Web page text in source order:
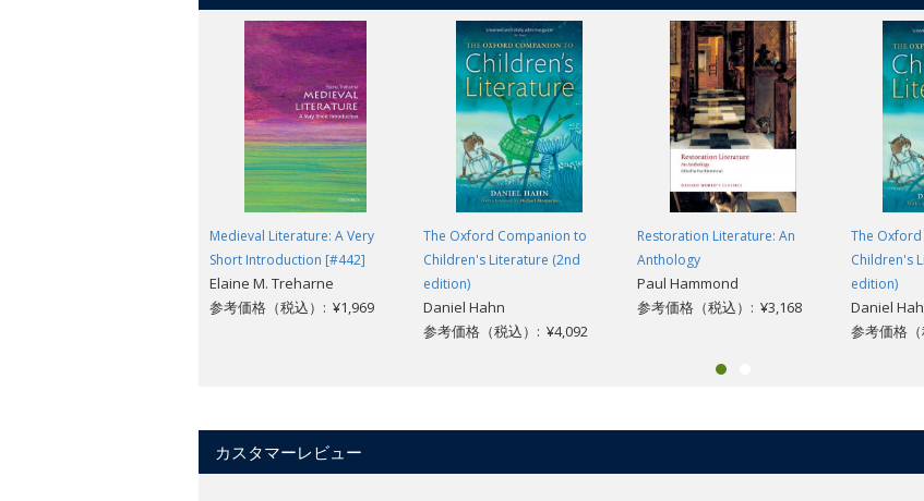
Medieval Literature: A Very
Short Introduction [#442]
Elaine M. Treharne
参考価格（税込）: ¥1,969
The Oxford Companion to
Children's Literature (2nd
edition)
Daniel Hahn
参考価格（税込）: ¥4,092
Restoration Literature: An
Anthology
Paul Hammond
参考価格（税込）: ¥3,168
The
Children's
edition)
Daniel
参考価格
カスタマーレビュー